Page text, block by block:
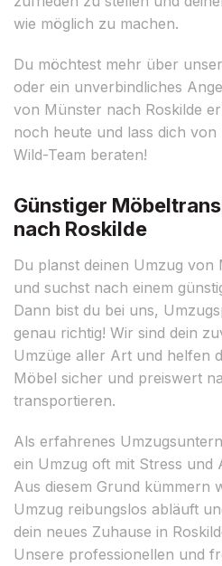
wie möglich zu machen.
Du möchtest mehr über
oder ein unverbindliches
von Münster nach Roskilde
noch heute und lass dich
Wild-Team beraten!
Günstiger
nach Roskilde
Du planst deinen Umzug von
und suchst nach einem
Dann bist du bei uns,
genau richtig! Wir sind dein
Umzüge aller Art und helfen
Möbel sicher und preiswert
transportieren.
Als erfahrenes
ein Umzug oft mit Stress und
Aus diesem Grund kümmern
Umzug reibungslos abläuft
dein neues Zuhause in
Unsere professionellen und